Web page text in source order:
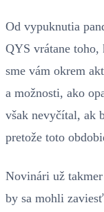
Od vypuknutia
QYS vrátane
sme vám okrem
a možnosti, ako
však nevyčítal, ak
pretože toto
Novinári už
by sa mohli